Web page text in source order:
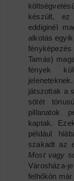
készült,
eddiginél
alkotás
Tamás)
fények
játszottak a
sötét
pillanatok
kaptak.
például
szakadt az
Most vagy
Városháza-
felhőkön